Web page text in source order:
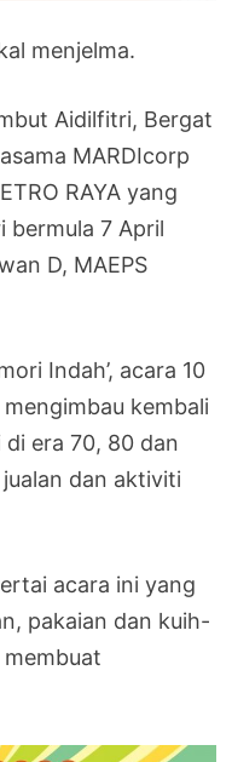
menjelma.
Aidilfitri, Bergat
MARDIcorp
RAYA yang
bermula 7 April
D, MAEPS
Indah’, acara 10
kembali
era 70, 80 dan
dan aktiviti
acara ini yang
pakaian dan kuih-